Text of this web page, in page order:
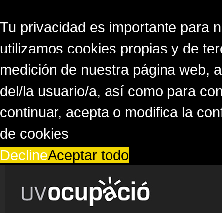
Tu privacidad es importante para
utilizamos cookies propias y de
medición de nuestra página web,
del/la usuario/a, así como para
continuar, acepta o modifica la
de cookies
DeclineAceptar todo